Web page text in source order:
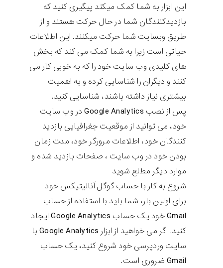
این ابزار به شما کمک میکند پیگیری کنید که
بازدیدکنندگان شما در حال حرکت هستند و از
طریق وبسایت شما حرکت میکنند. این اطلاعات
حیاتی است زیرا به شما کمک می کند که بخش
های کلیدی وب سایت خود را که به خوبی کار می
کنند و دیگران را شناسایی کرده و به اهمیت
بیشتری نیاز داشته باشند، شناسایی کنید.
پس از نصب Google Analytics در وب سایت
خود، می توانید از موقعیت جغرافیایی بازدید
کنندگان خود، اطلاعات مرورگر خود، مدت زمان
بودن خود در وب سایت ، صفحات بازدید شده و
موارد دیگر مطلع شوید
شروع به کار با حساب گوگل آنالیتیکس خود
برای اولین بار، شما باید با استفاده از حساب
Gmail خود یک حساب Google Analytics ایجاد
کنید. اگر می خواهید از ابزار Google Analytics با
سایت وردپرسی خود شروع کنید، یک حساب
Gmail ضروری است.